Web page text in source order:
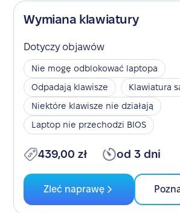
Wymiana klawiatury
Dotyczy objawów
Nie mogę odblokować laptopa
Odpadają klawisze
Klawiatura
Niektóre klawisze nie działają
Laptop nie przechodzi BIOS
439,00 zł od 3 dni
Zleć naprawę